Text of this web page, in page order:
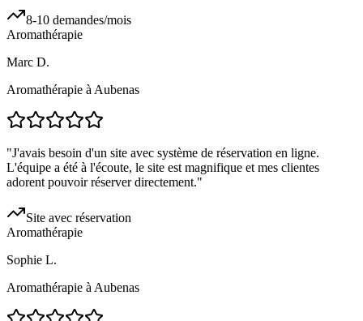
8-10 demandes/mois
Aromathérapie
Marc D.
Aromathérapie à Aubenas
"J'avais besoin d'un site avec système de réservation en ligne.
L'équipe a été à l'écoute, le site est magnifique et mes clientes
adorent pouvoir réserver directement."
Site avec réservation
Aromathérapie
Sophie L.
Aromathérapie à Aubenas